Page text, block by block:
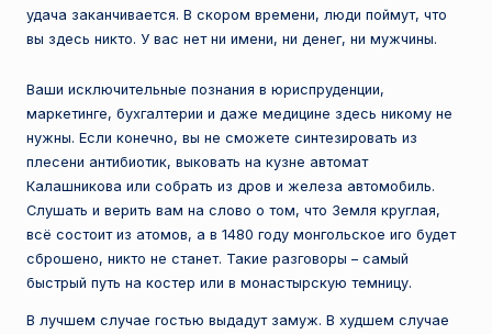
удача заканчивается. В скором времени, люди поймут, что
вы здесь никто. У вас нет ни имени, ни денег, ни мужчины.
Ваши исключительные познания в юриспруденции,
маркетинге, бухгалтерии и даже медицине здесь никому не
нужны. Если конечно, вы не сможете синтезировать из
плесени антибиотик, выковать на кузне автомат
Калашникова или собрать из дров и железа автомобиль.
Слушать и верить вам на слово о том, что Земля круглая,
всё состоит из атомов, а в 1480 году монгольское иго будет
сброшено, никто не станет. Такие разговоры – самый
быстрый путь на костер или в монастырскую темницу.
В лучшем случае гостью выдадут замуж. В худшем случае